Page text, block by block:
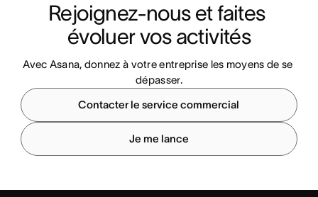
Rejoignez-nous et faites
évoluer vos activités
Avec Asana, donnez à votre entreprise les moyens de se
dépasser.
Contacter le service commercial
Je me lance